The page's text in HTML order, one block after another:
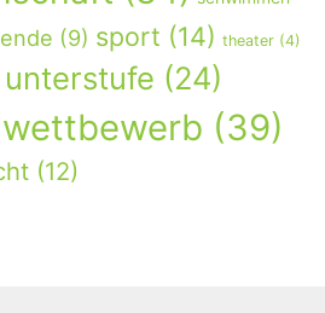
(9) sport (14) theater (4)
unterstufe (24)
wettbewerb (39)
(12)